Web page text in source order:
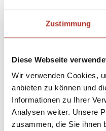
Zustimmung
Diese Webseite
Wir verwenden Cookies,
anbieten zu können und
Informationen zu Ihrer
Analysen weiter. Unsere
zusammen, die Sie ihnen
den
Versandkosten. Eine Barauszahlung ist
Unser Dankeschön